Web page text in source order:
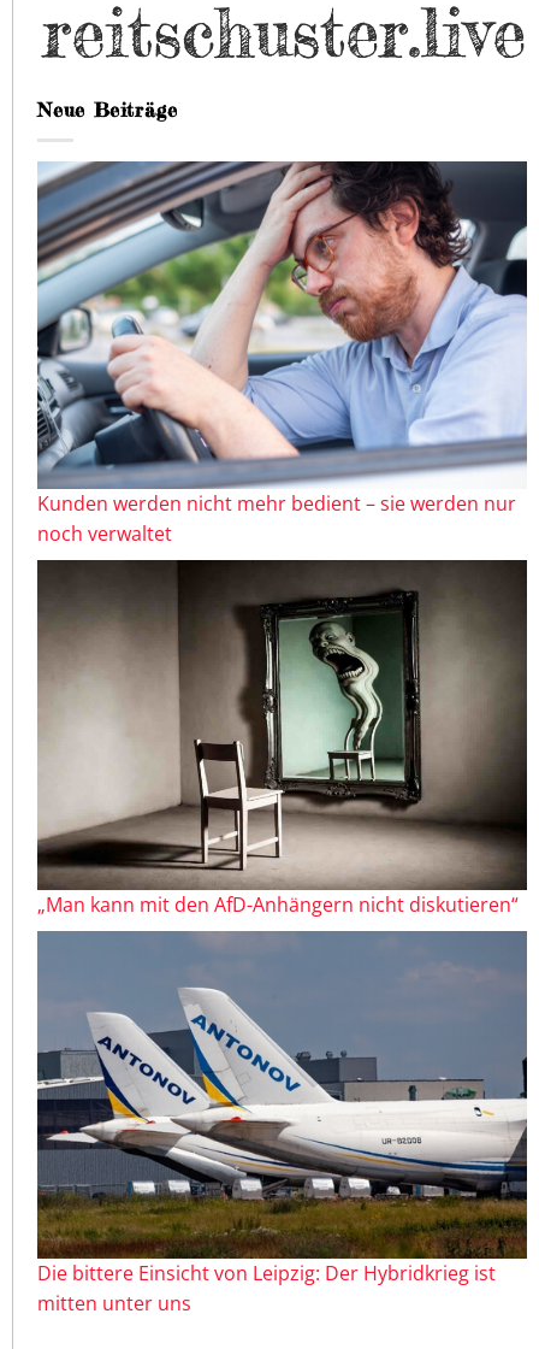
Neue Beiträge
Kunden werden nicht mehr bedient – sie werden nur
noch verwaltet
„Man kann mit den AfD-Anhängern nicht diskutieren“
Die bittere Einsicht von Leipzig: Der Hybridkrieg ist
mitten unter uns